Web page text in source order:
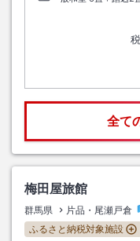
全て
梅田屋旅館
群馬県 片品・尾瀬戸倉
ふるさと納税対象施設